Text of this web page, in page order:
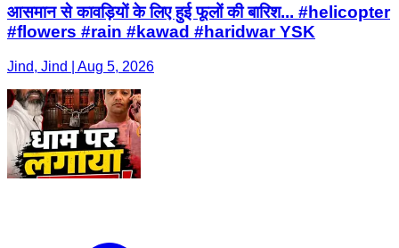
आसमान से कावड़ियों के लिए हुई फूलों की बारिश... #helicopter
#flowers #rain #kawad #haridwar YSK
Jind, Jind | Aug 5, 2026